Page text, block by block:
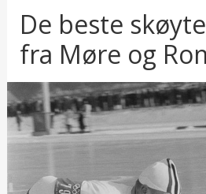
De beste
fra Møre og